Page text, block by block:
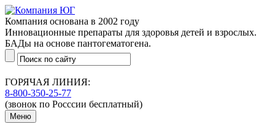
Компания основана в 2002 году
Инновационные препараты для здоровья детей и взрослых.
БАДы на основе пантогематогена.
ГОРЯЧАЯ ЛИНИЯ:
8-800-350-25-77
(звонок по Росссии бесплатный)
Меню